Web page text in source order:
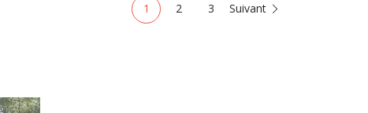
1 2 3 Suivant